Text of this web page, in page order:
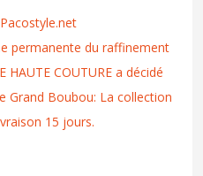
permanente du raffinement
HAUTE COUTURE a décidé
Grand Boubou: La collection
15 jours.